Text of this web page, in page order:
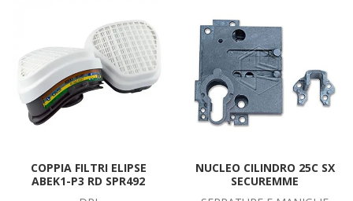
COPPIA FILTRI ELIPSE
ABEK1-P3 RD SPR492
NUCLEO CILINDRO 25C SX
SECUREMME